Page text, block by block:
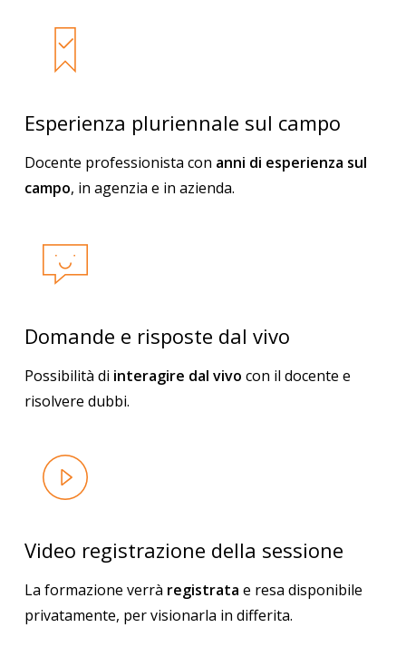
Esperienza pluriennale sul campo
Docente professionista con anni di esperienza sul
campo, in agenzia e in azienda.
Domande e risposte dal vivo
Possibilità di interagire dal vivo con il docente e
risolvere dubbi.
Video registrazione della sessione
La formazione verrà registrata e resa disponibile
privatamente, per visionarla in differita.